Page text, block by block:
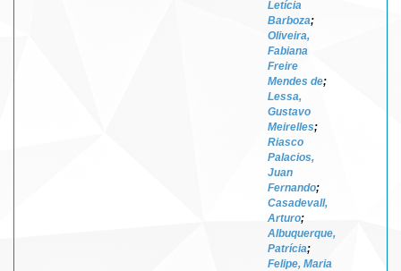
Letícia
Barboza;
Oliveira,
Fabiana
Freire
Mendes de;
Lessa,
Gustavo
Meirelles;
Riasco
Palacios,
Juan
Fernando;
Casadevall,
Arturo;
Albuquerque,
Patrícia;
Felipe, Maria